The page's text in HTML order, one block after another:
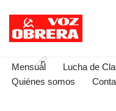
Saltar
contenido
Mensual Lucha de
Quiénes somos